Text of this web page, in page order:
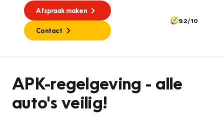
Afspraak maken
Contact
9.2/10
APK-regelgeving - alle
auto's veilig!